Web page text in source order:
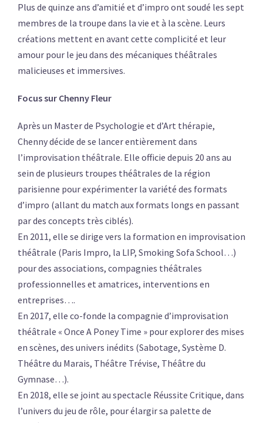
​Plus de quinze ans d’amitié et d’impro ont soudé les sept
membres de la troupe dans la vie et à la scène. Leurs
créations mettent en avant cette complicité et leur
amour pour le jeu dans des mécaniques théâtrales
malicieuses et immersives.
Focus sur Chenny Fleur
Après un Master de Psychologie et d’Art thérapie,
Chenny décide de se lancer entièrement dans
l’improvisation théâtrale. Elle officie depuis 20 ans au
sein de plusieurs troupes théâtrales de la région
parisienne pour expérimenter la variété des formats
d’impro (allant du match aux formats longs en passant
par des concepts très ciblés).
En 2011, elle se dirige vers la formation en improvisation
théâtrale (Paris Impro, la LIP, Smoking Sofa School…)
pour des associations, compagnies théâtrales
professionnelles et amatrices, interventions en
entreprises….
En 2017, elle co-fonde la compagnie d’improvisation
théâtrale « Once A Poney Time » pour explorer des mises
en scènes, des univers inédits (Sabotage, Système D.
Théâtre du Marais, Théâtre Trévise, Théâtre du
Gymnase…).
En 2018, elle se joint au spectacle Réussite Critique, dans
l’univers du jeu de rôle, pour élargir sa palette de